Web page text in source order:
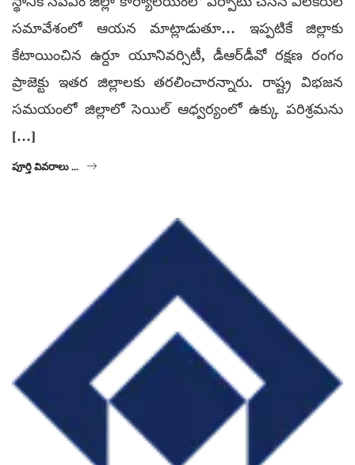
సమావేశంలో ఆయన మాట్లాడుతూ… ఇప్పటికే జిల్లాకు
కేటాయించిన ఉర్దూ యూనివర్సిటీ, డీఆర్‌డీవో రక్షణ రంగం
ప్రాజెక్టు ఇతర జిల్లాలకు తరలించారన్నారు. రాష్ట్ర విభజన
సమయంలో జిల్లాలో సెయిల్ ఆధ్వర్యంలో ఉక్కు పరిశ్రమను
[…]
పూర్తి వివరాలు ...